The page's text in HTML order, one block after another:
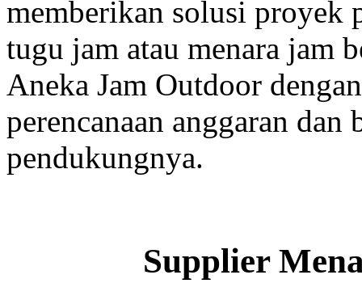
memberikan solusi proyek
tugu jam atau menara jam
Aneka Jam Outdoor
perencanaan anggaran
pendukungnya.
Supplier